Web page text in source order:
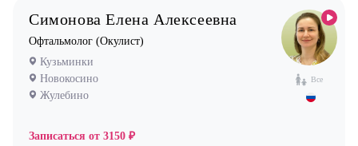
Все
Симонова Елена Алексеевна
Офтальмолог (Окулист)
Кузьминки
Новокосино
Жулебино
Записаться от 3150 ₽